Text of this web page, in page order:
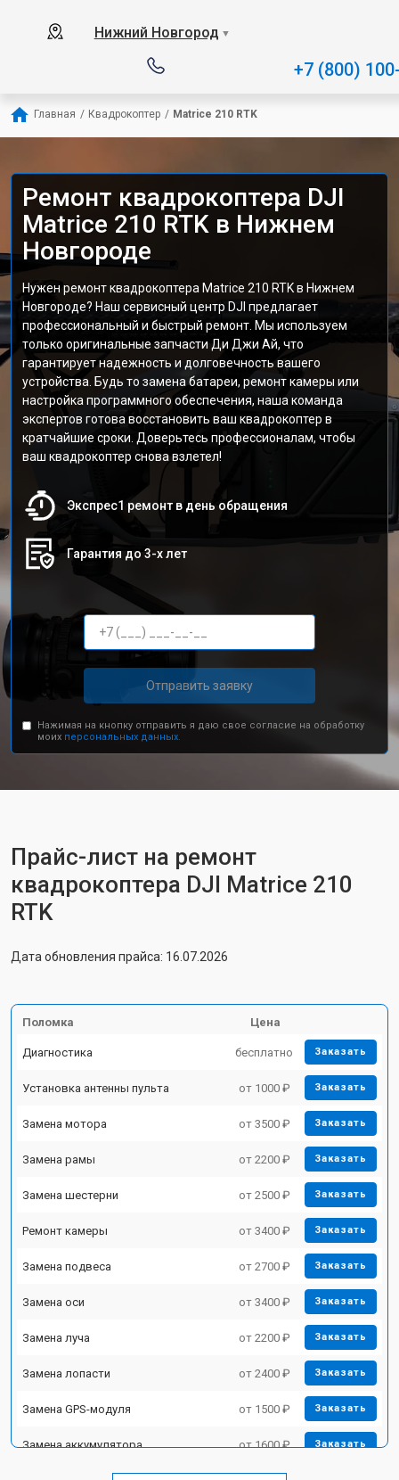
Нижний Новгород ▼
+7 (800)
Главная / Квадрокоптер / Matrice 210 RTK
Ремонт квадрокоптера DJI
Matrice 210 RTK в Нижнем
Новгороде
Нужен ремонт квадрокоптера Matrice 210 RTK в Нижнем
Новгороде? Наш сервисный центр DJI предлагает
профессиональный и быстрый ремонт. Мы используем
только оригинальные запчасти Ди Джи Ай, что
гарантирует надежность и долговечность вашего
устройства. Будь то замена батареи, ремонт камеры или
настройка программного обеспечения, наша команда
экспертов готова восстановить ваш квадрокоптер в
кратчайшие сроки. Доверьтесь профессионалам, чтобы
ваш квадрокоптер снова взлетел!
Экспрес1 ремонт в день обращения
Гарантия до 3-х лет
Отправить заявку
Нажимая на кнопку отправить я даю свое согласие на обработку
моих персональных данных.
Прайс-лист на ремонт
квадрокоптера DJI Matrice 210
RTK
Дата обновления прайса: 16.07.2026
Поломка Цена
Диагностика бесплатно Заказать
Установка антенны пульта от 1000 ₽ Заказать
Замена мотора от 3500 ₽ Заказать
Замена рамы от 2200 ₽ Заказать
Замена шестерни от 2500 ₽ Заказать
Ремонт камеры от 3400 ₽ Заказать
Замена подвеса от 2700 ₽ Заказать
Замена оси от 3400 ₽ Заказать
Замена луча от 2200 ₽ Заказать
Замена лопасти от 2400 ₽ Заказать
Замена GPS-модуля от 1500 ₽ Заказать
Замена аккумулятора от 1600 ₽ Заказать